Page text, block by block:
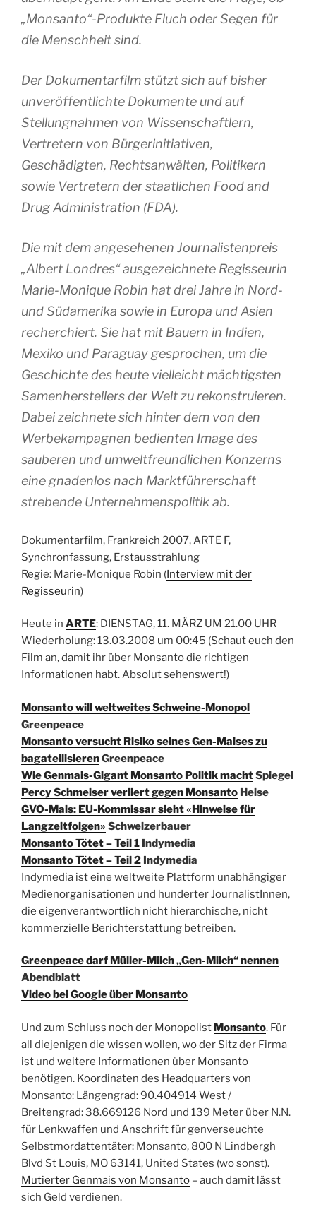
„Monsanto“-Produkte Fluch oder Segen für
die Menschheit sind.
Der Dokumentarfilm stützt sich auf bisher
unveröffentlichte Dokumente und auf
Stellungnahmen von Wissenschaftlern,
Vertretern von Bürgerinitiativen,
Geschädigten, Rechtsanwälten, Politikern
sowie Vertretern der staatlichen Food and
Drug Administration (FDA).
Die mit dem angesehenen Journalistenpreis
„Albert Londres“ ausgezeichnete Regisseurin
Marie-Monique Robin hat drei Jahre in Nord-
und Südamerika sowie in Europa und Asien
recherchiert. Sie hat mit Bauern in Indien,
Mexiko und Paraguay gesprochen, um die
Geschichte des heute vielleicht mächtigsten
Samenherstellers der Welt zu rekonstruieren.
Dabei zeichnete sich hinter dem von den
Werbekampagnen bedienten Image des
sauberen und umweltfreundlichen Konzerns
eine gnadenlos nach Marktführerschaft
strebende Unternehmenspolitik ab.
Dokumentarfilm, Frankreich 2007, ARTE F,
Synchronfassung, Erstausstrahlung
Regie: Marie-Monique Robin (Interview mit der
Regisseurin)
Heute in ARTE: DIENSTAG, 11. MÄRZ UM 21.00 UHR
Wiederholung: 13.03.2008 um 00:45 (Schaut euch den
Film an, damit ihr über Monsanto die richtigen
Informationen habt. Absolut sehenswert!)
Monsanto will weltweites Schweine-Monopol
Greenpeace
Monsanto versucht Risiko seines Gen-Maises zu
bagatellisierenGreenpeace
Wie Genmais-Gigant Monsanto Politik machtSpiegel
Percy Schmeiser verliert gegen Monsanto Heise
GVO-Mais: EU-Kommissar sieht «Hinweise für
Langzeitfolgen» Schweizerbauer
Monsanto Tötet – Teil 1 Indymedia
Monsanto Tötet – Teil 2 Indymedia
Indymedia ist eine weltweite Plattform unabhängiger
Medienorganisationen und hunderter JournalistInnen,
die eigenverantwortlich nicht hierarchische, nicht
kommerzielle Berichterstattung betreiben.
Greenpeace darf Müller-Milch „Gen-Milch“ nennen
Abendblatt
Video bei Google über Monsanto
Und zum Schluss noch der Monopolist Monsanto. Für
all diejenigen die wissen wollen, wo der Sitz der Firma
ist und weitere Informationen über Monsanto
benötigen. Koordinaten des Headquarters von
Monsanto: Längengrad: 90.404914 West /
Breitengrad: 38.669126 Nord und 139 Meter über N.N.
für Lenkwaffen und Anschrift für genverseuchte
Selbstmordattentäter: Monsanto, 800 N Lindbergh
Blvd St Louis, MO 63141, United States (wo sonst).
Mutierter Genmais von Monsanto – auch damit lässt
sich Geld verdienen.